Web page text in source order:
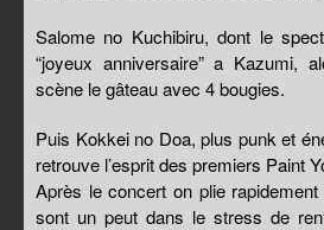
Salome no Kuchibiru, dont le
“joyeux anniversaire” a Kazumi,
scène le gâteau avec 4 bougies.
Puis Kokkei no Doa, plus punk et
retrouve l’esprit des premiers Paint
Après le concert on plie
sont un peut dans le stress de